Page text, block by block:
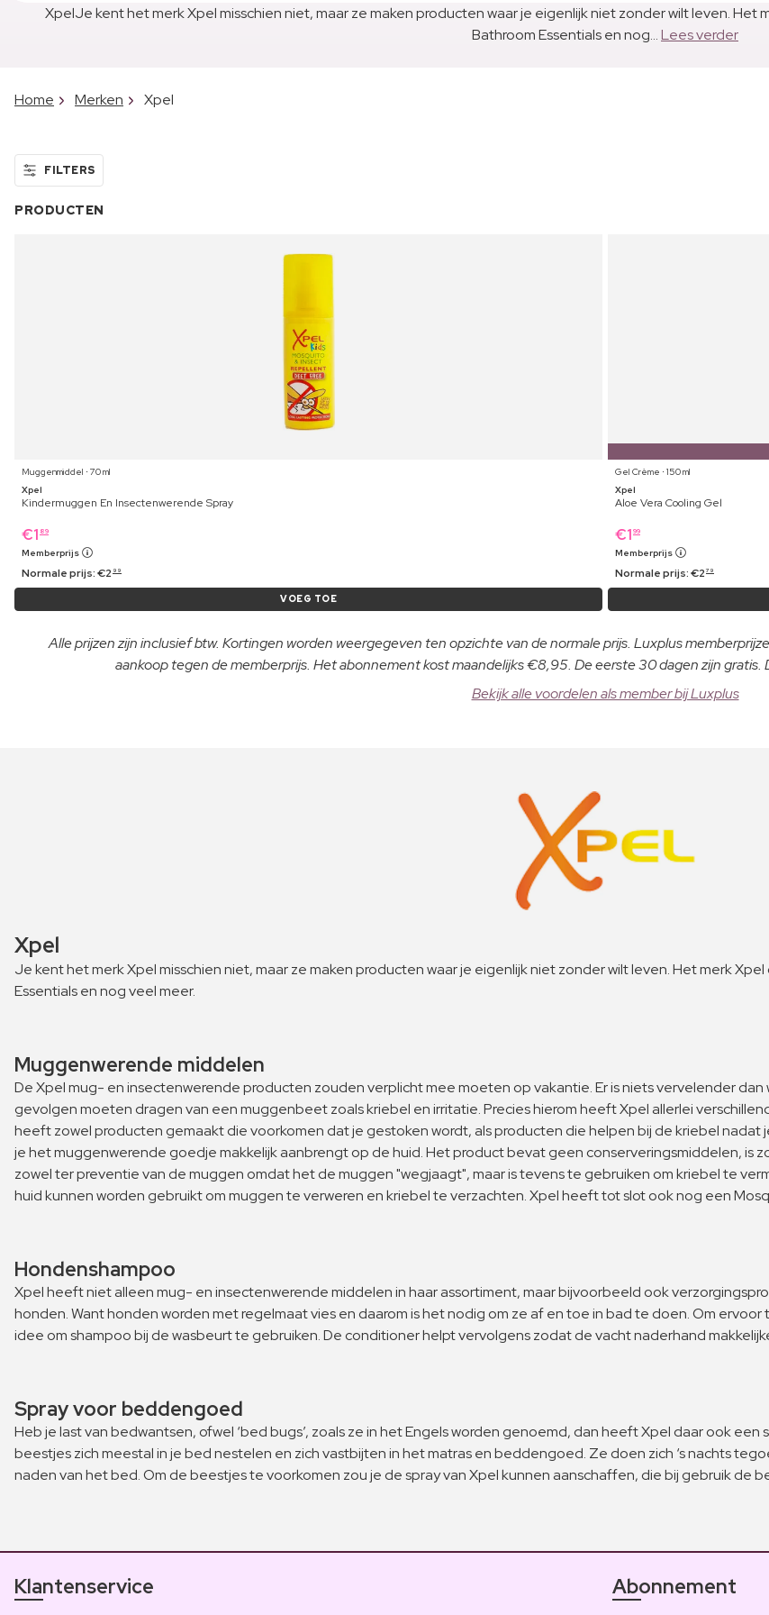
XpelJe kent het merk Xpel misschien niet, maar ze maken producten waar je eigenlijk niet zonder wilt leven.
Bathroom Essentials en nog...Lees verder
Home Merken Xpel
FILTERS
PRODUCTEN
Muggenmiddel ⋅ 70 ml
Xpel
Kindermuggen En Insectenwerende Spray
€1 89
Memberprijs
Normale prijs:€2 99
VOEG TOE
Gel Crème ⋅ 150 ml
Xpel
Aloe Vera Cooling Gel
€1 99
Memberprijs
Normale prijs:€2 79
Alle prijzen zijn inclusief btw. Kortingen worden weergegeven ten opzichte van de normale prijs. Luxplus
aankoop tegen de memberprijs. Het abonnement kost maandelijks €8,95. De eerste 30 dagen zijn gratis.
Bekijk alle voordelen als member bij Luxplus
Xpel
Je kent het merk Xpel misschien niet, maar ze maken producten waar je eigenlijk niet zonder wilt leven. Het merk
Essentials en nog veel meer.
Muggenwerende middelen
De Xpel mug- en insectenwerende producten zouden verplicht mee moeten op vakantie. Er is niets vervelender
gevolgen moeten dragen van een muggenbeet zoals kriebel en irritatie. Precies hierom heeft Xpel allerlei
heeft zowel producten gemaakt die voorkomen dat je gestoken wordt, als producten die helpen bij de kriebel
je het muggenwerende goedje makkelijk aanbrengt op de huid. Het product bevat geen conserveringsmiddelen, is
zowel ter preventie van de muggen omdat het de muggen "wegjaagt", maar is tevens te gebruiken om kriebel te
huid kunnen worden gebruikt om muggen te verweren en kriebel te verzachten. Xpel heeft tot slot ook nog een
Hondenshampoo
Xpel heeft niet alleen mug- en insectenwerende middelen in haar assortiment, maar bijvoorbeeld ook
honden. Want honden worden met regelmaat vies en daarom is het nodig om ze af en toe in bad te doen. Om
idee om shampoo bij de wasbeurt te gebruiken. De conditioner helpt vervolgens zodat de vacht naderhand
Spray voor beddengoed
Heb je last van bedwantsen, ofwel ‘bed bugs’, zoals ze in het Engels worden genoemd, dan heeft Xpel daar ook
beestjes zich meestal in je bed nestelen en zich vastbijten in het matras en beddengoed. Ze doen zich ‘s nachts
naden van het bed. Om de beestjes te voorkomen zou je de spray van Xpel kunnen aanschaffen, die bij gebruik de
Klantenservice Abonnement